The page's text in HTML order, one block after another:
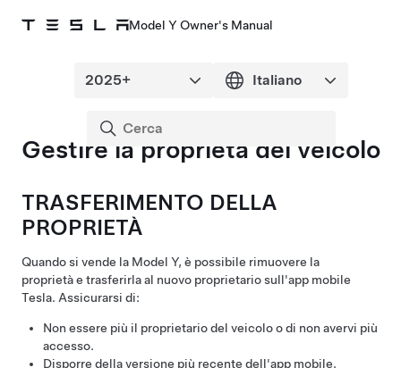
Model Y Owner's Manual
Gestire la proprietà del veicolo
TRASFERIMENTO DELLA
PROPRIETÀ
Quando si vende la Model Y, è possibile rimuovere la
proprietà e trasferirla al nuovo proprietario sull'app mobile
Tesla. Assicurarsi di:
Non essere più il proprietario del veicolo o di non avervi più
accesso.
Disporre della versione più recente dell'app mobile.